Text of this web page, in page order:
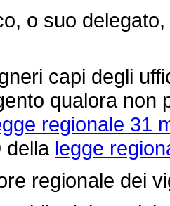
o suo delegato,
capi degli
qualora non
regionale 31
della legge
regionale dei